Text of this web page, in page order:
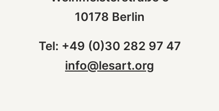
10178 Berlin
Tel: +49 (0)30 282 97 47
info@lesart.org